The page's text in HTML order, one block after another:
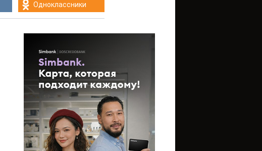
Одноклассники